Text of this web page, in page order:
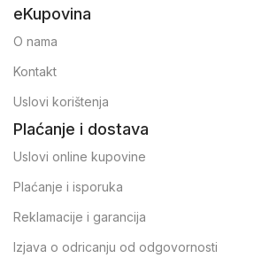
eKupovina
O nama
Kontakt
Uslovi korištenja
Plaćanje i dostava
Uslovi online kupovine
Plaćanje i isporuka
Reklamacije i garancija
Izjava o odricanju od odgovornosti